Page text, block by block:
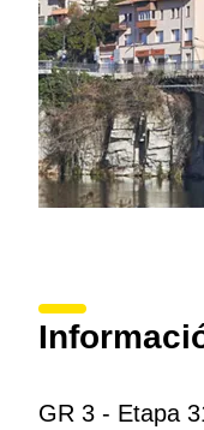
GR 3 - Etapa